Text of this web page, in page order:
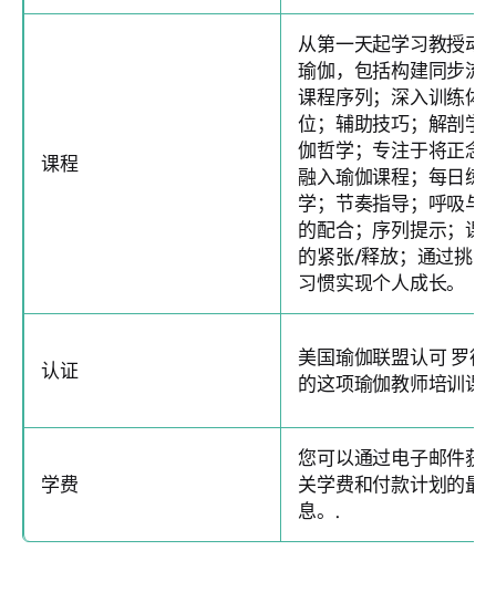
课程
从第一天起学习教授动
瑜伽，包括构建同步流
课程序列；深入训练体
位；辅助技巧；解剖学
伽哲学；专注于将正念
融入瑜伽课程；每日练
学；节奏指导；呼吸与
的配合；序列提示；课
的紧张/释放；通过挑战
习惯实现个人成长。
认证
美国瑜伽联盟认可 罗德
的这项瑜伽教师培训课
学费
您可以通过电子邮件获
关学费和付款计划的最
息。.